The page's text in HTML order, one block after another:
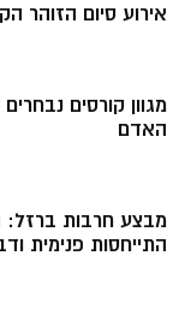
אירוע סיום הזוהר
מגוון קורסים
האדם
מבצע חרבות ברזל:
התייחסות פנימית